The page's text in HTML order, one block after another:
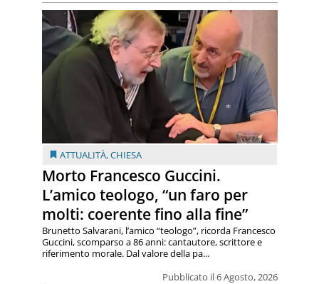
ATTUALITÀ,CHIESA
Morto Francesco Guccini.
L’amico teologo, “un faro per
molti: coerente fino alla fine”
Pubblicato il 6 Agosto, 2026
Brunetto Salvarani, l’amico “teologo”, ricorda Francesco
Guccini, scomparso a 86 anni: cantautore, scrittore e
riferimento morale. Dal valore della pa...